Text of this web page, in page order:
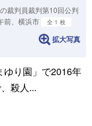
裁判員裁判第10回公判
前、横浜市
全 1 枚
拡大写真
ゆり園」で2016年
殺人...